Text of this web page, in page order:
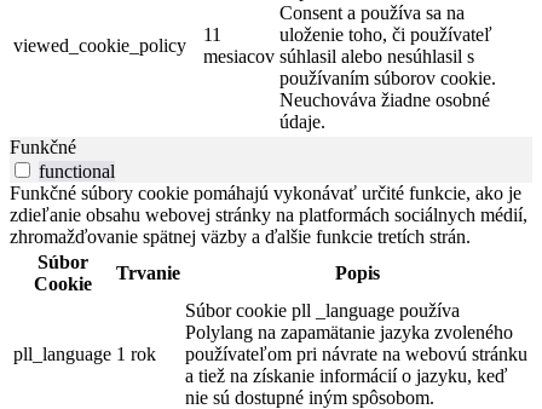
viewed_cookie_policy
11
mesiacov
Consent a používa sa na
uloženie toho, či používateľ
súhlasil alebo nesúhlasil s
používaním súborov cookie.
Neuchováva žiadne osobné
údaje.
Funkčné
functional
Funkčné súbory cookie pomáhajú vykonávať určité funkcie, ako je
zdieľanie obsahu webovej stránky na platformách sociálnych médií,
zhromažďovanie spätnej väzby a ďalšie funkcie tretích strán.
Súbor
Cookie
Trvanie Popis
pll_language 1 rok
Súbor cookie pll _language používa
Polylang na zapamätanie jazyka zvoleného
používateľom pri návrate na webovú stránku
a tiež na získanie informácií o jazyku, keď
nie sú dostupné iným spôsobom.